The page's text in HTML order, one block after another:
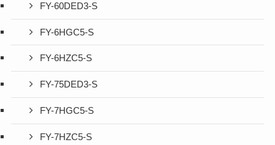
FY-60DED3-S
FY-6HGC5-S
FY-6HZC5-S
FY-75DED3-S
FY-7HGC5-S
FY-7HZC5-S